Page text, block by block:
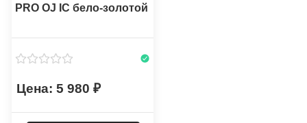
PRO OJ IC бело-золотой
5 980